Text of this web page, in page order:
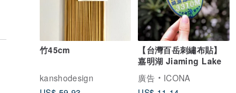
竹45cm
kanshodesign
【台灣百岳刺繡布貼】
嘉明湖 Jiaming Lake
廣告
ICONA